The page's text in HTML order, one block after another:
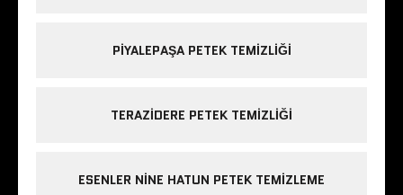
PIYALEPAŞA PETEK TEMIZLIĞI
TERAZIDERE PETEK TEMIZLIĞI
ESENLER NINE HATUN PETEK TEMIZLEME